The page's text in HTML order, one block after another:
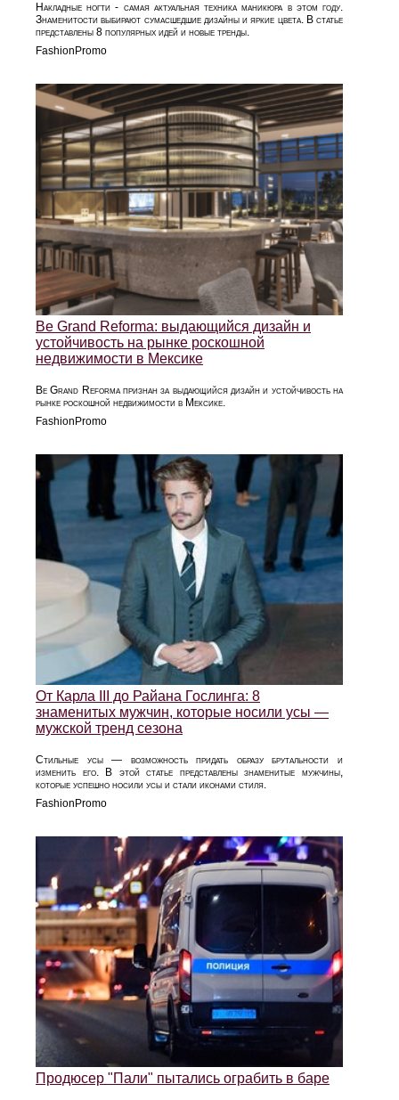
Накладные ногти - самая актуальная техника маникюра в этом году.
Знаменитости выбирают сумасшедшие дизайны и яркие цвета. В статье
представлены 8 популярных идей и новые тренды.
FashionPromo
Be Grand Reforma: выдающийся дизайн и
устойчивость на рынке роскошной
недвижимости в Мексике
Be Grand Reforma признан за выдающийся дизайн и устойчивость на
рынке роскошной недвижимости в Мексике.
FashionPromo
От Карла III до Райана Гослинга: 8
знаменитых мужчин, которые носили усы —
мужской тренд сезона
Стильные усы — возможность придать образу брутальности и
изменить его. В этой статье представлены знаменитые мужчины,
которые успешно носили усы и стали иконами стиля.
FashionPromo
Продюсер "Пали" пытались ограбить в баре